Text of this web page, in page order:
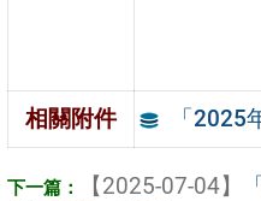
相關附件 「2025
【2025-07-04】